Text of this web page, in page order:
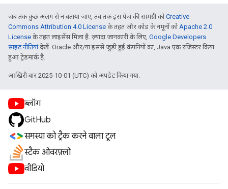
जब तक कुछ अलग से न बताया जाए, तब तक इस पेज की सामग्री कोCreative
Commons Attribution 4.0 License के तहत और कोड के नमूनों कोApache 2.0
License के तहत लाइसेंस मिला है. ज़्यादा जानकारी के लिए, Google Developers
साइट नीतियांदेखें. Oracle और/या इससे जुड़ी हुई कंपनियों का, Java एक रजिस्टर किया
हुआ ट्रेडमार्क है.
आखिरी बार 2025-10-01 (UTC) को अपडेट किया गया.
ब्लॉग
GitHub
समस्या को ट्रैक करने वाला टूल
स्टैक ओवरफ़्लो
वीडियो